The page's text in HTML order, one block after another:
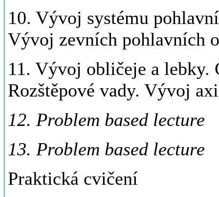
10. Vývoj systému
Vývoj zevních pohlavních
11. Vývoj obličeje a lebky.
Rozštěpové vady. Vývoj
12. Problem based lecture
13. Problem based lecture
Praktická cvičení